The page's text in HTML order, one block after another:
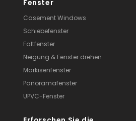
Fenster
Casement Windows
Schiebefenster
Faltfenster
Neigung & Fenster drehen
Markisenfenster
Panoramafenster